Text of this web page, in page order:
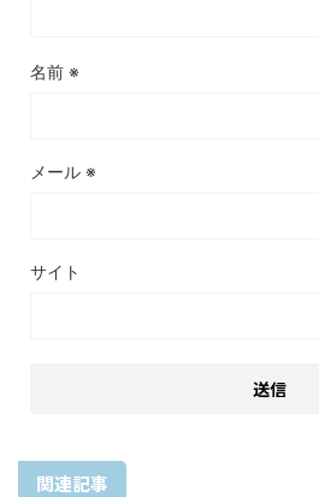
名前 ※
メール ※
サイト
関連記事